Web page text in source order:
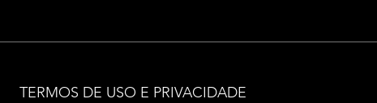
TERMOS DE USO E PRIVACIDADE